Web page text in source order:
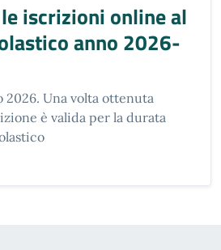
iscrizioni online al
anno 2026-
2026. Una volta ottenuta
è valida per la durata